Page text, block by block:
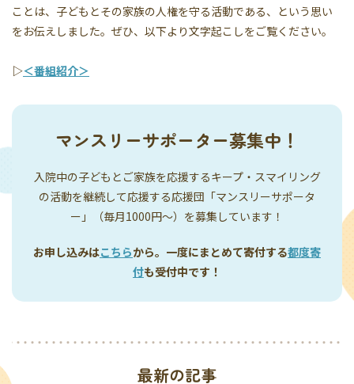
ことは、子どもとその家族の人権を守る活動である、という思い
をお伝えしました。ぜひ、以下より文字起こしをご覧ください。
▷＜番組紹介＞
マンスリーサポーター募集中！
入院中の子どもとご家族を応援するキープ・スマイリング
の活動を継続して応援する応援団「マンスリーサポータ
ー」（毎月1000円〜）を募集しています！
お申し込みはこちらから。一度にまとめて寄付する都度寄
付も受付中です！
最新の記事